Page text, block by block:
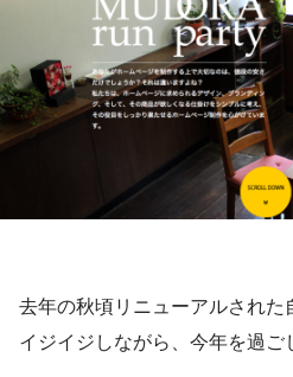
去年の秋頃リニューアルされた
イジイジしながら、今年を過ご